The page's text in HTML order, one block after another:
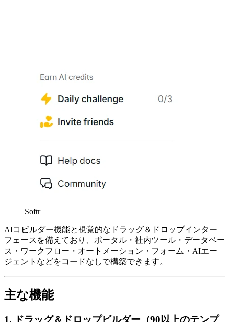
Softr
AIコビルダー機能と視覚的なドラッグ＆ドロップインター
フェースを備えており、ポータル・社内ツール・データベー
ス・ワークフロー・オートメーション・フォーム・AIエー
ジェントなどをコードなしで構築できます。
主な機能
1. ドラッグ＆ドロップビルダー（90以上のテンプ